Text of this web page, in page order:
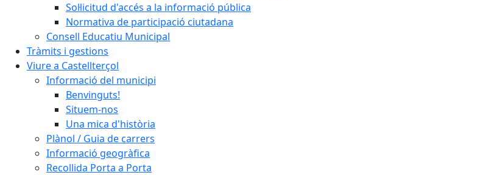
Sol·licitud d'accés a la informació pública
Normativa de participació ciutadana
Consell Educatiu Municipal
Tràmits i gestions
Viure a Castellterçol
Informació del municipi
Benvinguts!
Situem-nos
Una mica d'història
Plànol / Guia de carrers
Informació geogràfica
Recollida Porta a Porta